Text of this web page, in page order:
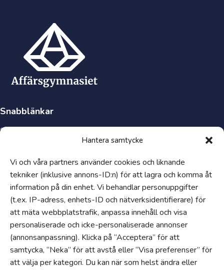
Hantera samtycke
Vi och våra partners använder cookies och liknande
tekniker (inklusive annons-ID:n) för att lagra och komma åt
information på din enhet. Vi behandlar personuppgifter
(t.ex. IP-adress, enhets-ID och nätverksidentifierare) för
att mäta webbplatstrafik, anpassa innehåll och visa
personaliserade och icke-personaliserade annonser
(annonsanpassning). Klicka på “Acceptera” för att
samtycka, “Neka” för att avstå eller “Visa preferenser” för
att välja per kategori. Du kan när som helst ändra eller
Snabblänkar
Synpunkter och klagomål
Tillgänglighetsredogörelse
Hantering av personuppgifter och cookies
Uppförandekod
Om
Jobba hos oss
Våra gymnasieskolor
Nyheter
En del av Edukatus Alliance